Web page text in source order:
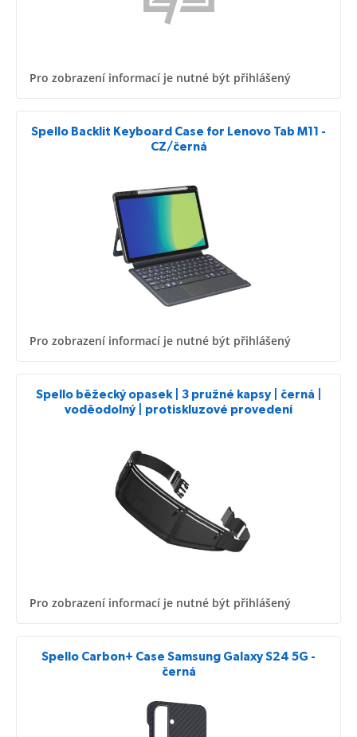
Pro zobrazení informací je nutné být přihlášený
Spello Backlit Keyboard Case for Lenovo Tab M11 -
CZ/černá
Pro zobrazení informací je nutné být přihlášený
Spello běžecký opasek | 3 pružné kapsy | černá |
voděodolný | protiskluzové provedení
Pro zobrazení informací je nutné být přihlášený
Spello Carbon+ Case Samsung Galaxy S24 5G -
černá